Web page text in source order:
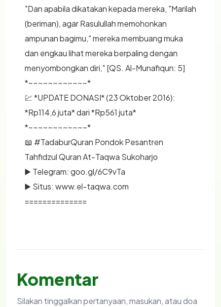
"Dan apabila dikatakan kepada mereka, "Marilah
(beriman), agar Rasulullah memohonkan
ampunan bagimu," mereka membuang muka
dan engkau lihat mereka berpaling dengan
menyombongkan diri," [QS. Al-Munafiqun: 5]
*~~~~~~~~~~~~*
💹 *UPDATE DONASI* (23 Oktober 2016):
*Rp114,6 juta* dari *Rp561 juta*
*~~~~~~~~~~~~*
📖 #TadaburQuran Pondok Pesantren
Tahfidzul Quran At-Taqwa Sukoharjo
▶️ Telegram: goo.gl/6C9vTa
▶️ Situs: www.el-taqwa.com
==============
Komentar
Silakan tinggalkan pertanyaan, masukan, atau doa